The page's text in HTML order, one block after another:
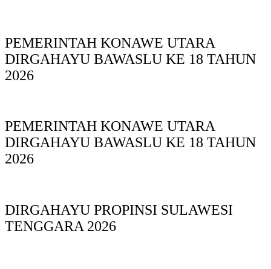
PEMERINTAH KONAWE UTARA
DIRGAHAYU BAWASLU KE 18 TAHUN
2026
PEMERINTAH KONAWE UTARA
DIRGAHAYU BAWASLU KE 18 TAHUN
2026
DIRGAHAYU PROPINSI SULAWESI
TENGGARA 2026